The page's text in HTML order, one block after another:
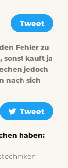
Tweet
Fehler zu
sonst kauft ja
jedoch
nach sich
Tweet
haben: